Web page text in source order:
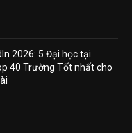
2026: 5 Đại học tại
40 Trường Tốt nhất cho